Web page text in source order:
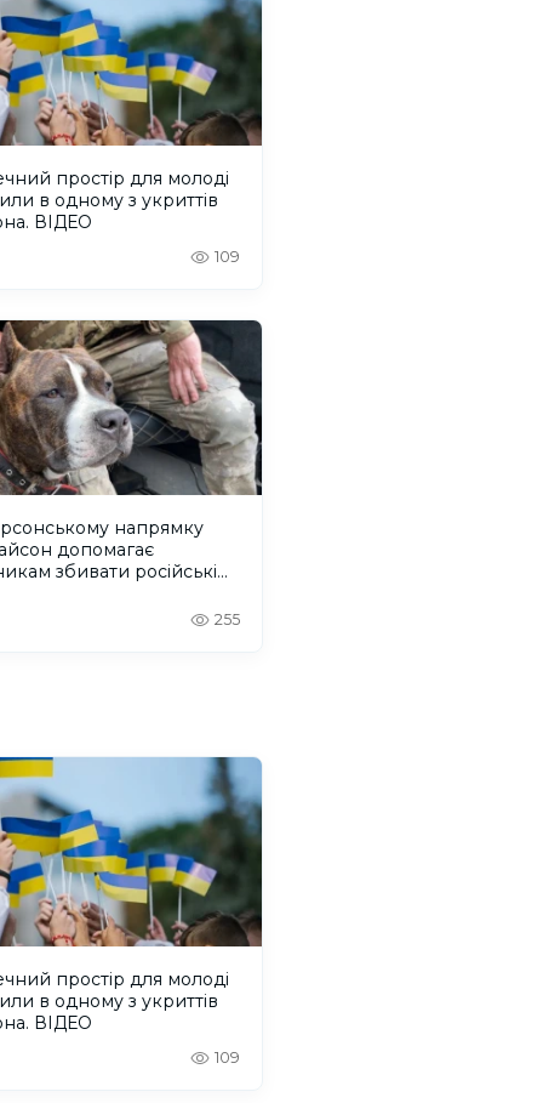
простір для молоді
в одному з укриттів
ВІДЕО
109
напрямку
допомагає
збивати російські
255
простір для молоді
в одному з укриттів
ВІДЕО
109